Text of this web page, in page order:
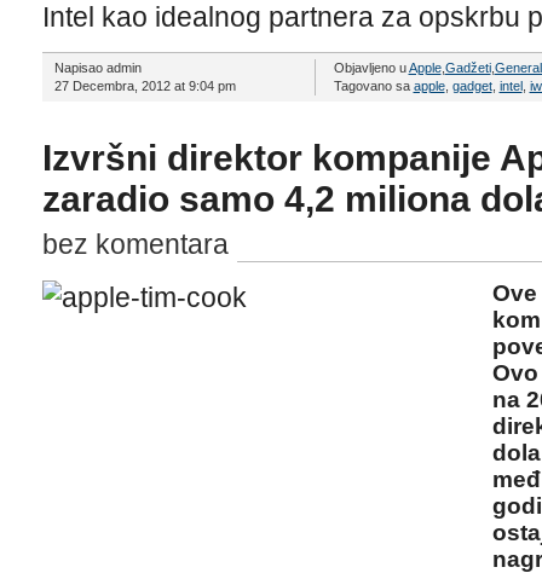
Intel kao idealnog partnera za opskrbu
Napisao admin
27 Decembra, 2012 at 9:04 pm
Objavljeno uApple, Gadžeti,
Tagovano sa apple, gadget, intel,
Izvršni direktor kompanije
zaradio samo 4,2 miliona
bez komentara
na